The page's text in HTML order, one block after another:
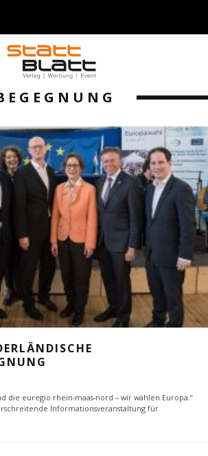
die euregio rhein-maas-nord – wir wählen Europa.”
Informationsveranstaltung für